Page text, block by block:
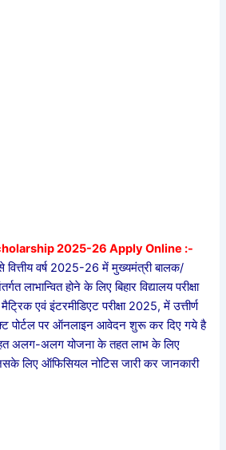
2025-26 Apply Online :-
से वित्तीय वर्ष 2025-26 में मुख्यमंत्री बालक/
लाभान्वित होने के लिए बिहार विद्यालय परीक्षा
मैट्रिक एवं इंटरमीडिएट परीक्षा 2025, में उत्तीर्ण
पोर्टल पर ऑनलाइन आवेदन शुरू कर दिए गये है
अलग-अलग योजना के तहत लाभ के लिए
लिए ऑफिसियल नोटिस जारी कर जानकारी